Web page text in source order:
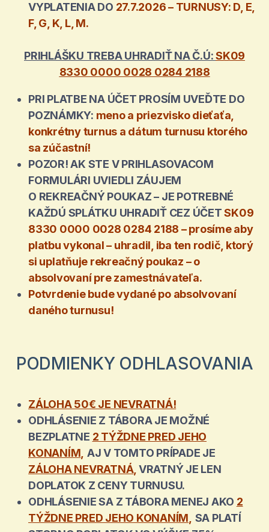
VYPLATENIA DO 27.7.2026 – TURNUSY: D, E,
F, G, K, L, M.
PRIHLÁŠKU TREBA UHRADIŤ NA Č.Ú:SK09
8330 0000 0028 0284 2188
PRI PLATBE NA ÚČET PROSÍM UVEĎTE DO
POZNÁMKY: meno a priezvisko dieťaťa,
konkrétny turnus a dátum turnusu ktorého
sa zúčastní!
POZOR! AK STE V PRIHLASOVACOM
FORMULÁRI UVIEDLI ZÁUJEM
O REKREAČNÝ POUKAZ – JE POTREBNÉ
KAŽDÚ SPLÁTKU UHRADIŤ CEZ ÚČETSK09
8330 0000 0028 0284 2188 – prosíme aby
platbu vykonal – uhradil, iba ten rodič, ktorý
si uplatňuje rekreačný poukaz – o
absolvovaní pre zamestnávateľa.
Potvrdenie bude vydané po absolvovaní
daného turnusu!
PODMIENKY ODHLASOVANIA
ZÁLOHA 50€ JE NEVRATNÁ!
ODHLÁSENIE Z TÁBORA JE MOŽNÉ
BEZPLATNE 2 TÝŽDNE PRED JEHO
KONANÍM, AJ V TOMTO PRÍPADE JE
ZÁLOHA NEVRATNÁ,VRATNÝ JE LEN
DOPLATOK Z CENY TURNUSU.
ODHLÁSENIE SA Z TÁBORA MENEJ AKO 2
TÝŽDNE PRED JEHO KONANÍM, SA PLATÍ